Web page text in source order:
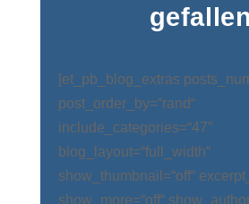
gefallen
[et_pb_blog_extras
post_order_by=“rand“
include_categories=“47″
blog_layout=“full_width“
show_thumbnail=“off“
show_more=“off“